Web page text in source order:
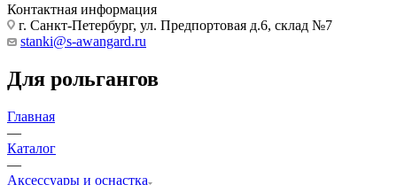
Контактная информация
г. Санкт-Петербург, ул. Предпортовая д.6, склад №7
stanki@s-awangard.ru
Для рольгангов
Главная
—
Каталог
—
Аксeccyapы и оснастка